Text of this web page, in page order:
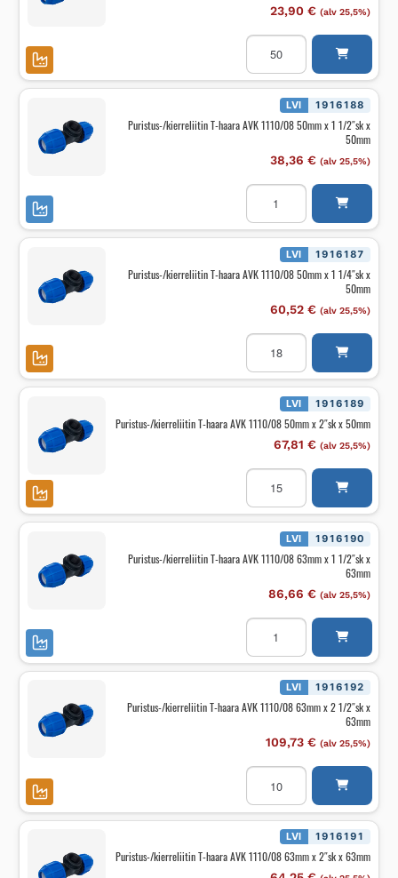
määrä23,90 € (alv 25,5%)
Puristus-/kierreliitin
AVK
1110/08
32mm
3/4"sk
määrä
LVI 1916188
Puristus-/kierreliitin T-haara AVK 1110/08 50mm x 1 1/2″sk x
50mm
38,36 € (alv 25,5%)
Puristus-/kierreliitin
AVK
1110/08
50mm
1
50mm
LVI 1916187
Puristus-/kierreliitin T-haara AVK 1110/08 50mm x 1 1/4″sk x
50mm
60,52 € (alv 25,5%)
Puristus-/kierreliitin
AVK
1110/08
50mm
1
1/4"sk
määrä
LVI 1916189
Puristus-/kierreliitin T-haara AVK 1110/08 50mm x 2″sk x 50mm
67,81 € (alv 25,5%)
Puristus-/kierreliitin
AVK
1110/08
50mm
2"sk
määrä
LVI 1916190
Puristus-/kierreliitin T-haara AVK 1110/08 63mm x 1 1/2″sk x
63mm
86,66 € (alv 25,5%)
Puristus-/kierreliitin
AVK
1110/08
63mm
1
63mm
LVI 1916192
Puristus-/kierreliitin T-haara AVK 1110/08 63mm x 2 1/2″sk x
63mm
109,73 € (alv 25,5%)
Puristus-/kierreliitin
haara
AVK
1110/08
63mm
2
1/2"sk
LVI 1916191
Puristus-/kierreliitin T-haara AVK 1110/08 63mm x 2″sk x 63mm